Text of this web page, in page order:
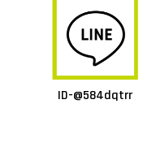
ID-@584dqtrr